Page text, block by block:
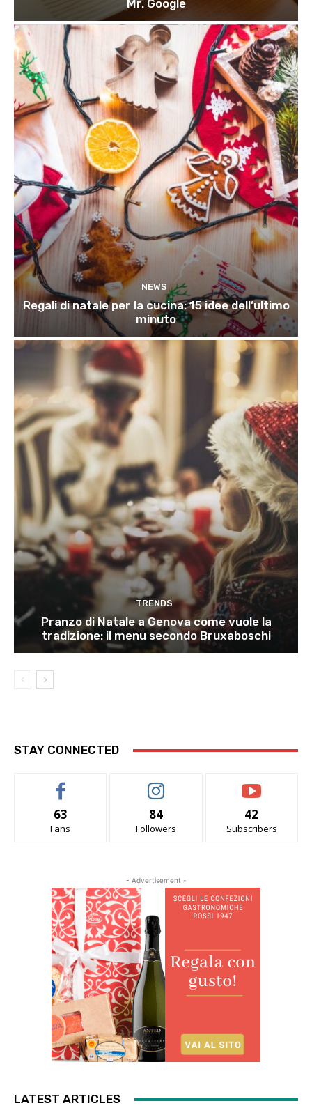
Mr. Google
NEWS
Regali di natale per la cucina: 15 idee dell’ultimo
minuto
TRENDS
Pranzo di Natale a Genova come vuole la
tradizione: il menu secondo Bruxaboschi
STAY CONNECTED
63
Fans
84
Followers
42
Subscribers
- Advertisement -
LATEST ARTICLES